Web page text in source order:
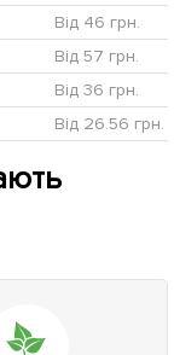
Від 46 грн.
Від 57 грн.
Від 36 грн.
Від 26.56 грн.